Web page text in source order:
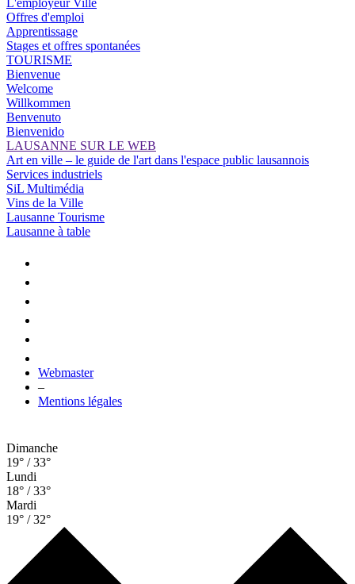
L'employeur Ville
Offres d'emploi
Apprentissage
Stages et offres spontanées
TOURISME
Bienvenue
Welcome
Willkommen
Benvenuto
Bienvenido
LAUSANNE SUR LE WEB
Art en ville – le guide de l'art dans l'espace public lausannois
Services industriels
SiL Multimédia
Vins de la Ville
Lausanne Tourisme
Lausanne à table
Webmaster
–
Mentions légales
Dimanche
19° / 33°
Lundi
18° / 33°
Mardi
19° / 32°